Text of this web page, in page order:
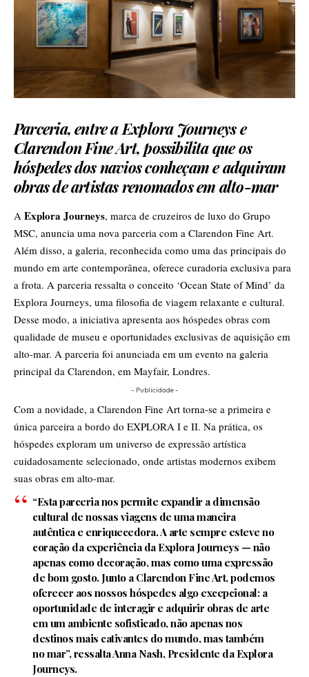
Parceria, entre a Explora Journeys e
Clarendon Fine Art, possibilita que os
hóspedes dos navios conheçam e adquiram
obras de artistas renomados em alto-mar
A Explora Journeys, marca de cruzeiros de luxo do Grupo
MSC, anuncia uma nova parceria com a Clarendon Fine Art.
Além disso, a galeria, reconhecida como uma das principais do
mundo em arte contemporânea, oferece curadoria exclusiva para
a frota. A parceria ressalta o conceito ‘Ocean State of Mind’ da
Explora Journeys, uma filosofia de viagem relaxante e cultural.
Desse modo, a iniciativa apresenta aos hóspedes obras com
qualidade de museu e oportunidades exclusivas de aquisição em
alto-mar. A parceria foi anunciada em um evento na galeria
principal da Clarendon, em Mayfair, Londres.
- Publicidade -
Com a novidade, a Clarendon Fine Art torna-se a primeira e
única parceira a bordo do EXPLORA I e II. Na prática, os
hóspedes exploram um universo de expressão artística
cuidadosamente selecionado, onde artistas modernos exibem
suas obras em alto-mar.
“Esta parceria nos permite expandir a dimensão
cultural de nossas viagens de uma maneira
autêntica e enriquecedora. A arte sempre esteve no
coração da experiência da Explora Journeys — não
apenas como decoração, mas como uma expressão
de bom gosto. Junto a Clarendon Fine Art, podemos
oferecer aos nossos hóspedes algo excepcional: a
oportunidade de interagir e adquirir obras de arte
em um ambiente sofisticado, não apenas nos
destinos mais cativantes do mundo, mas também
no mar”, ressalta Anna Nash, Presidente da Explora
Journeys.